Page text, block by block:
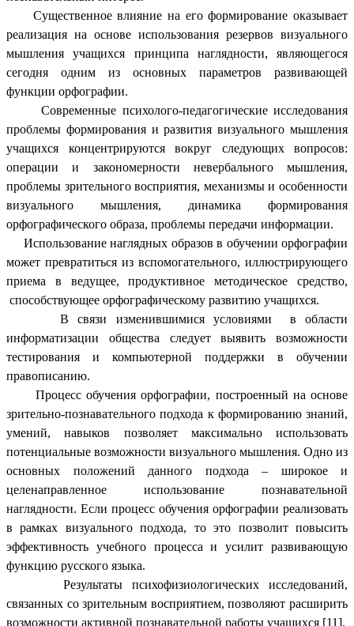
Существенное влияние на его формирование оказывает
реализация на основе использования резервов визуального
мышления учащихся принципа наглядности, являющегося
сегодня одним из основных параметров развивающей
функции орфографии.
Современные психолого-педагогические исследования
проблемы формирования и развития визуального мышления
учащихся концентрируются вокруг следующих вопросов:
операции и закономерности невербального мышления,
проблемы зрительного восприятия, механизмы и особенности
визуального мышления, динамика формирования
орфографического образа, проблемы передачи информации.
Использование наглядных образов в обучении орфографии
может превратиться из вспомогательного, иллюстрирующего
приема в ведущее, продуктивное методическое средство,
способствующее орфографическому развитию учащихся.
В связи изменившимися условиями в области
информатизации общества следует выявить возможности
тестирования и компьютерной поддержки в обучении
правописанию.
Процесс обучения орфографии, построенный на основе
зрительно-познавательного подхода к формированию знаний,
умений, навыков позволяет максимально использовать
потенциальные возможности визуального мышления. Одно из
основных положений данного подхода – широкое и
целенаправленное использование познавательной
наглядности. Если процесс обучения орфографии реализовать
в рамках визуального подхода, то это позволит повысить
эффективность учебного процесса и усилит развивающую
функцию русского языка.
Результаты психофизиологических исследований,
связанных со зрительным восприятием, позволяют расширить
возможности активной познавательной работы учащихся [11].